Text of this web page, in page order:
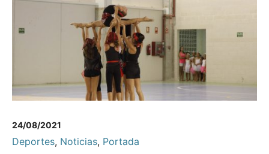
24/08/2021
Deportes, Noticias, Portada